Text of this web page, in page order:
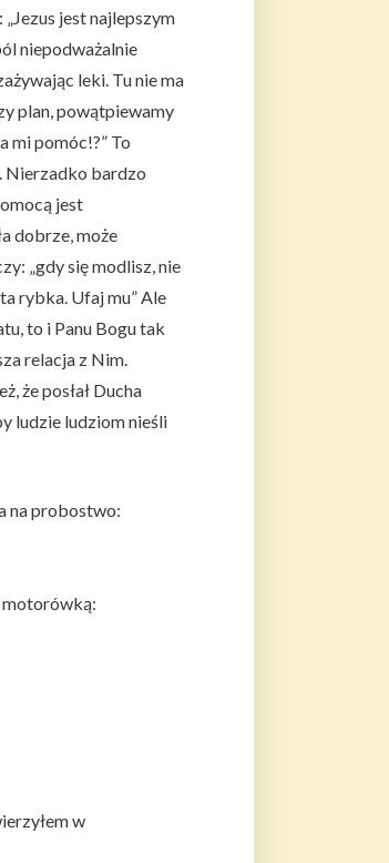
jest najlepszym
niepodważalnie
leki. Tu nie ma
plan, powątpiewamy
mi pomóc!?” To
Nierzadko bardzo
jest
dobrze, może
„gdy się modlisz, nie
rybka. Ufaj mu” Ale
to i Panu Bogu tak
relacja z Nim.
że posłał Ducha
ludzie ludziom nieśli
na probostwo:
motorówką:
w